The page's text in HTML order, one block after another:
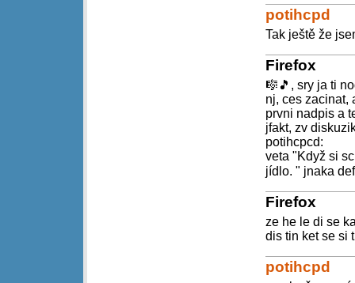
potihcpd
Tak ještě že
Firefox
🎼🎵, sry ja ti
nj, ces zacinat,
prvni nadpis a
jfakt, zv
potihcpcd:
veta "Když si
jídlo. " jnaka
Firefox
ze he le di se
dis tin ket se si
potihcpd